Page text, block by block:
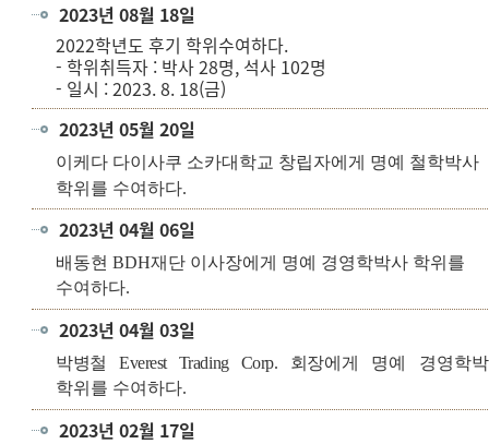
2023년 08월 18일
2022학년도 후기 학위수여하다.
- 학위취득자 : 박사 28명, 석사 102명
- 일시 : 2023. 8. 18(금)
2023년 05월 20일
이케다 다이사쿠 소카대학교 창립자에게 명예 철학박사
학위를 수여하다.
2023년 04월 06일
배동현 BDH재단 이사장에게 명예 경영학박사 학위를
수여하다.
2023년 04월 03일
박병철 Everest Trading Corp. 회장에게 명예 경영학
학위를 수여하다.
2023년 02월 17일